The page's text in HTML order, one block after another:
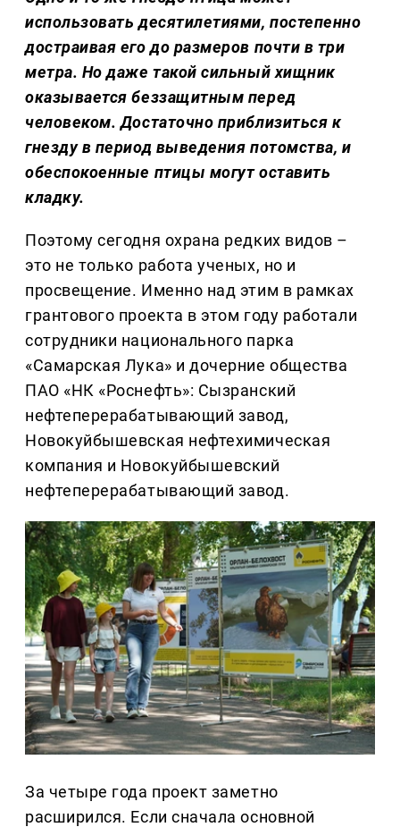
использовать десятилетиями, постепенно
достраивая его до размеров почти в три
метра. Но даже такой сильный хищник
оказывается беззащитным перед
человеком. Достаточно приблизиться к
гнезду в период выведения потомства, и
обеспокоенные птицы могут оставить
кладку.
Поэтому сегодня охрана редких видов –
это не только работа ученых, но и
просвещение. Именно над этим в рамках
грантового проекта в этом году работали
сотрудники национального парка
«Самарская Лука» и дочерние общества
ПАО «НК «Роснефть»: Сызранский
нефтеперерабатывающий завод,
Новокуйбышевская нефтехимическая
компания и Новокуйбышевский
нефтеперерабатывающий завод.
За четыре года проект заметно
расширился. Если сначала основной